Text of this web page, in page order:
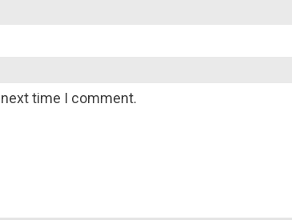
time I comment.